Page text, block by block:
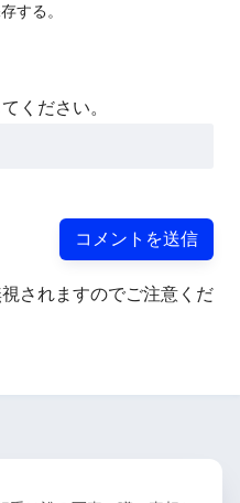
する。
ください。
されますのでご注意くだ